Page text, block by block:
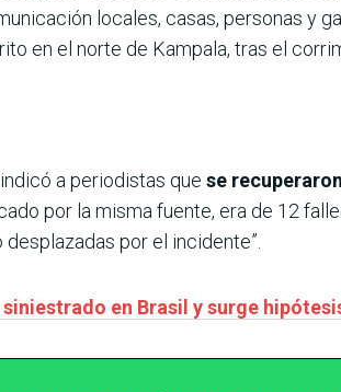
locales, casas, personas y
en el norte de Kampala, tras el
a periodistas que se
por la misma fuente, era de 12
por el incidente”.
en Brasil y surge